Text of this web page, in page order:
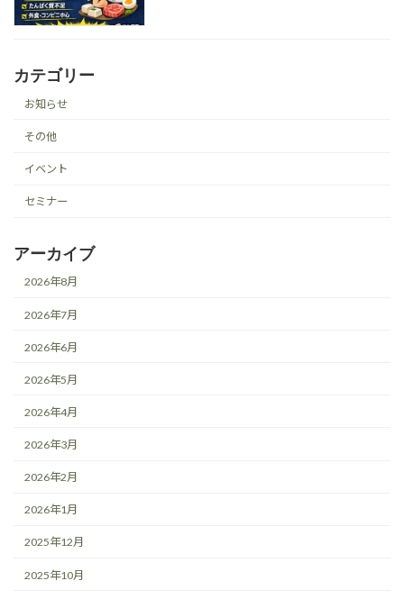
カテゴリー
お知らせ
その他
イベント
セミナー
アーカイブ
2026年8月
2026年7月
2026年6月
2026年5月
2026年4月
2026年3月
2026年2月
2026年1月
2025年12月
2025年10月